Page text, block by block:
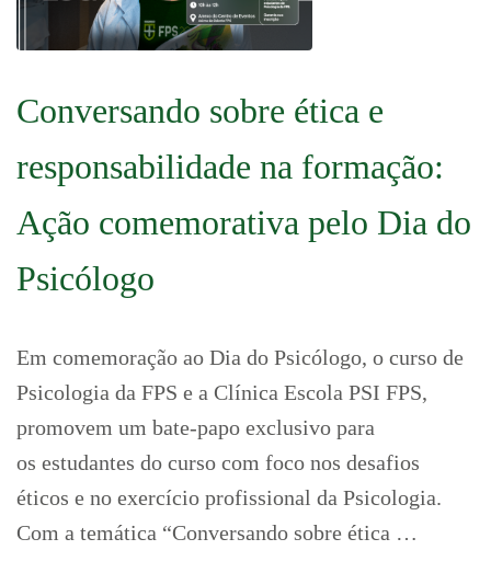
Conversando sobre ética e
responsabilidade na formação:
Ação comemorativa pelo Dia do
Psicólogo
Em comemoração ao Dia do Psicólogo, o curso de
Psicologia da FPS e a Clínica Escola PSI FPS,
promovem um bate-papo exclusivo para
os estudantes do curso com foco nos desafios
éticos e no exercício profissional da Psicologia.
Com a temática “Conversando sobre ética …